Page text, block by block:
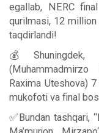
egallab, NERC
qurilmasi, 12
taqdirlandi!
💰Shuningdek,
(Muhammadmirzo
Raxima Uteshova)
mukofoti va final
✅Bundan tashqari,